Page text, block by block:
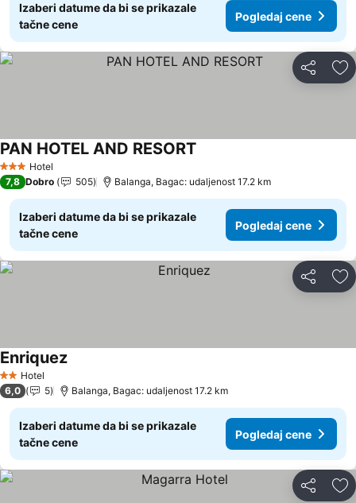
Izaberi datume da bi se prikazale
tačne cene
Pogledaj cene
Deli
3 Zvezdice
Hotel
PAN HOTEL AND RESORT
7,8 Dobro 505 Balanga, Bagac: udaljenost 17.2 km
Izaberi datume da bi se prikazale
tačne cene
Pogledaj cene
Deli
2 Zvezdice
Hotel
EnriquezPogledaj cene
6,0 5 Balanga, Bagac: udaljenost 17.2 km
Izaberi datume da bi se prikazale
tačne cene
Pogledaj cene
Deli